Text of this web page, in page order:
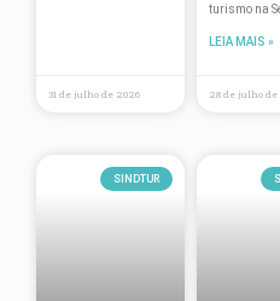
Fórum Gramado de Estudos
Hotelaria
31 de julho de 2026
turismo na
LEIA MAIS »
28 de julho de
SINDTUR